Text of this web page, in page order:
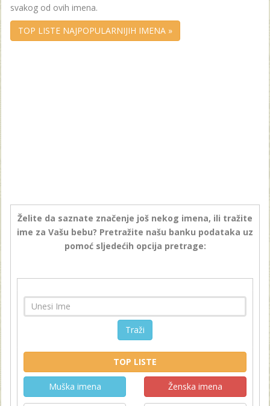
svakog od ovih imena.
TOP LISTE NAJPOPULARNIJIH IMENA »
Želite da saznate značenje još nekog imena, ili tražite
ime za Vašu bebu? Pretražite našu banku podataka uz
pomoć sljedećih opcija pretrage:
Traži
TOP LISTE
Muška imena Ženska imena